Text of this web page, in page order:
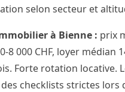
selon secteur et
à Bienne : prix
8 000 CHF, loyer médian
Forte rotation locative.
checklists strictes lors